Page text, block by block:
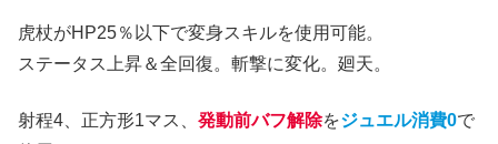
虎杖がHP25％以下で変身スキルを使用可能。
ステータス上昇＆全回復。斬撃に変化。廻天。
射程4、正方形1マス、 発動前バフ解除をジュエル消費0で